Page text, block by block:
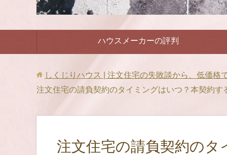
ハウスメーカーの評判
しくじりハウス | 注文住宅の失敗談から、低価格
注文住宅の請負契約のタイミングはいつ？本契約す
注文住宅の請負契約の